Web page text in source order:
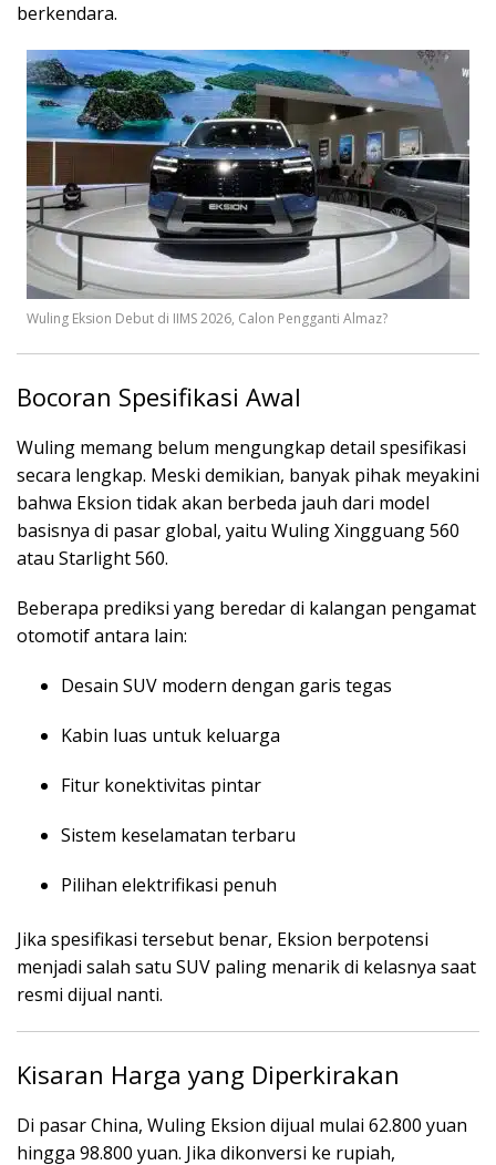
berkendara.
Wuling Eksion Debut di IIMS 2026, Calon Pengganti Almaz?
Bocoran Spesifikasi Awal
Wuling memang belum mengungkap detail spesifikasi
secara lengkap. Meski demikian, banyak pihak meyakini
bahwa Eksion tidak akan berbeda jauh dari model
basisnya di pasar global, yaitu Wuling Xingguang 560
atau Starlight 560.
Beberapa prediksi yang beredar di kalangan pengamat
otomotif antara lain:
Desain SUV modern dengan garis tegas
Kabin luas untuk keluarga
Fitur konektivitas pintar
Sistem keselamatan terbaru
Pilihan elektrifikasi penuh
Jika spesifikasi tersebut benar, Eksion berpotensi
menjadi salah satu SUV paling menarik di kelasnya saat
resmi dijual nanti.
Kisaran Harga yang Diperkirakan
Di pasar China, Wuling Eksion dijual mulai 62.800 yuan
hingga 98.800 yuan. Jika dikonversi ke rupiah,